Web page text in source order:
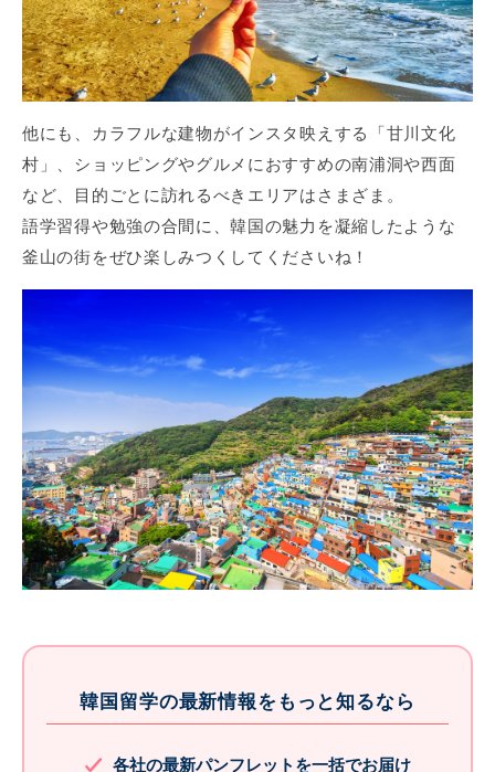
他にも、カラフルな建物がインスタ映えする「甘川文化
村」、ショッピングやグルメにおすすめの南浦洞や西面
など、目的ごとに訪れるべきエリアはさまざま。
語学習得や勉強の合間に、韓国の魅力を凝縮したような
釜山の街をぜひ楽しみつくしてくださいね！
韓国留学の最新情報をもっと知るなら
各社の最新パンフレットを一括でお届け